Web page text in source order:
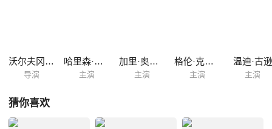
沃尔夫冈·彼德森
导演
哈里森·福特
主演
加里·奥德曼
主演
格伦·克洛斯
主演
温迪·古逊
主演
猜你喜欢